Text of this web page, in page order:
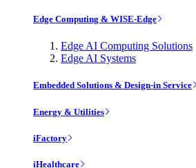
Edge Computing & WISE-Edge
Edge AI Computing Solutions
Edge AI Systems
Embedded Solutions & Design-in Service
Energy & Utilities
iFactory
iHealthcare